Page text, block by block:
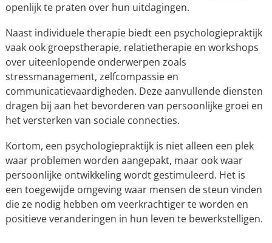
openlijk te praten over hun uitdagingen.
Naast individuele therapie biedt een psychologiepraktijk
vaak ook groepstherapie, relatietherapie en workshops
over uiteenlopende onderwerpen zoals
stressmanagement, zelfcompassie en
communicatievaardigheden. Deze aanvullende diensten
dragen bij aan het bevorderen van persoonlijke groei en
het versterken van sociale connecties.
Kortom, een psychologiepraktijk is niet alleen een plek
waar problemen worden aangepakt, maar ook waar
persoonlijke ontwikkeling wordt gestimuleerd. Het is
een toegewijde omgeving waar mensen de steun vinden
die ze nodig hebben om veerkrachtiger te worden en
positieve veranderingen in hun leven te bewerkstelligen.